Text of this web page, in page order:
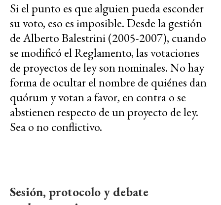
Si el punto es que alguien pueda esconder
su voto, eso es imposible. Desde la gestión
de Alberto Balestrini (2005-2007), cuando
se modificó el Reglamento, las votaciones
de proyectos de ley son nominales. No hay
forma de ocultar el nombre de quiénes dan
quórum y votan a favor, en contra o se
abstienen respecto de un proyecto de ley.
Sea o no conflictivo.
Sesión, protocolo y debate